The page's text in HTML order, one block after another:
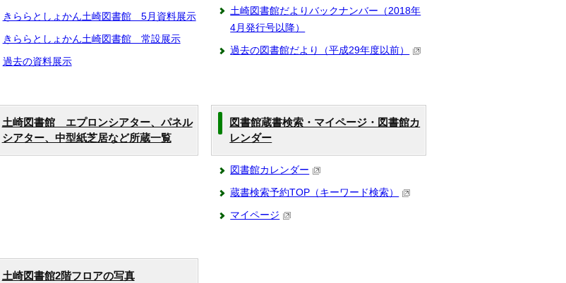
きららとしょかん土崎図書館 5月資料展示
きららとしょかん土崎図書館 常設展示
過去の資料展示
土崎図書館だよりバックナンバー（2018年
4月発行号以降）
過去の図書館だより（平成29年度以前）
土崎図書館 エプロンシアター、パネル
シアター、中型紙芝居など所蔵一覧
図書館蔵書検索・マイページ・図書館カ
レンダー
図書館カレンダー
蔵書検索予約TOP（キーワード検索）
マイページ
土崎図書館2階フロアの写真